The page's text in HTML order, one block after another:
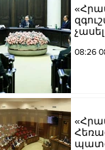
08:26